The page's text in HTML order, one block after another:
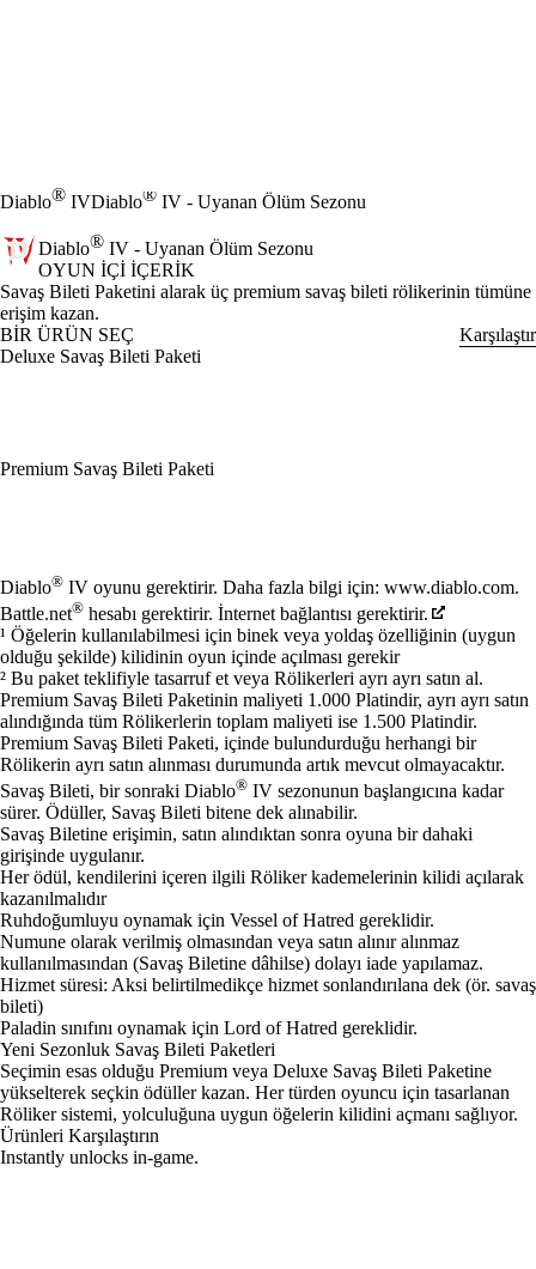
Diablo® IVDiablo® IV - Uyanan Ölüm Sezonu
Diablo® IV - Uyanan Ölüm Sezonu
OYUN İÇI İÇERIK
Ürün Bildirimi
Savaş Bileti Paketini alarak üç premium savaş bileti rölikerinin tümüne
erişim kazan.
BİR ÜRÜN SEÇ
Karşılaştır
Deluxe Savaş Bileti Paketi
Premium Savaş Bileti Paketi
Mevcut eylemler
Diablo® IV oyunu gerektirir. Daha fazla bilgi için: www.diablo.com.
Battle.net® hesabı gerektirir. İnternet bağlantısı gerektirir.
¹ Öğelerin kullanılabilmesi için binek veya yoldaş özelliğinin (uygun
olduğu şekilde) kilidinin oyun içinde açılması gerekir
² Bu paket teklifiyle tasarruf et veya Rölikerleri ayrı ayrı satın al.
Premium Savaş Bileti Paketinin maliyeti 1.000 Platindir, ayrı ayrı satın
alındığında tüm Rölikerlerin toplam maliyeti ise 1.500 Platindir.
Premium Savaş Bileti Paketi, içinde bulundurduğu herhangi bir
Rölikerin ayrı satın alınması durumunda artık mevcut olmayacaktır.
Savaş Bileti, bir sonraki Diablo® IV sezonunun başlangıcına kadar
sürer. Ödüller, Savaş Bileti bitene dek alınabilir.
Savaş Biletine erişimin, satın alındıktan sonra oyuna bir dahaki
girişinde uygulanır.
Her ödül, kendilerini içeren ilgili Röliker kademelerinin kilidi açılarak
kazanılmalıdır
Ruhdoğumluyu oynamak için Vessel of Hatred gereklidir.
Numune olarak verilmiş olmasından veya satın alınır alınmaz
kullanılmasından (Savaş Biletine dâhilse) dolayı iade yapılamaz.
Hizmet süresi: Aksi belirtilmedikçe hizmet sonlandırılana dek (ör. savaş
bileti)
Paladin sınıfını oynamak için Lord of Hatred gereklidir.
Yeni Sezonluk Savaş Bileti Paketleri
Seçimin esas olduğu Premium veya Deluxe Savaş Bileti Paketine
yükselterek seçkin ödüller kazan. Her türden oyuncu için tasarlanan
Röliker sistemi, yolculuğuna uygun öğelerin kilidini açmanı sağlıyor.
Ürünleri Karşılaştırın
Instantly unlocks in-game.